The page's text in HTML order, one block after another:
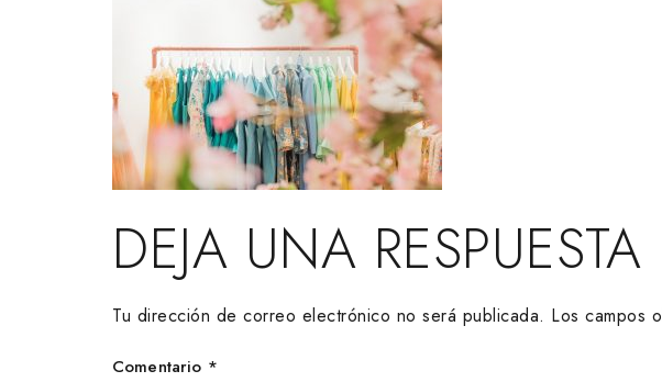
DEJA UNA RESPUESTA
Tu dirección de correo electrónico no será publicada. Los campos
Comentario *